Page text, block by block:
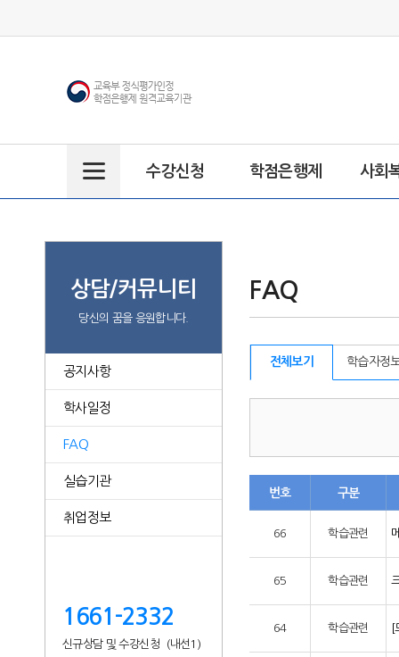
뉴
수강신청 학점은행제 사회
상담/커뮤니티
당신의 꿈을 응원합니다.
공지사항
학사일정
FAQ
실습기관
취업정보
1661-2332
신규상담 및 수강신청
(내선1)
FAQ
전체보기 학습자정
번호 구분
66 학습관련
65 학습관련
64 학습관련 [